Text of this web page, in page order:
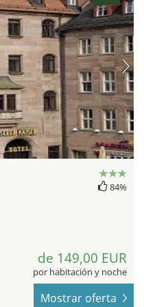
84%
de 149,00 EUR
por habitación y noche
Mostrar oferta